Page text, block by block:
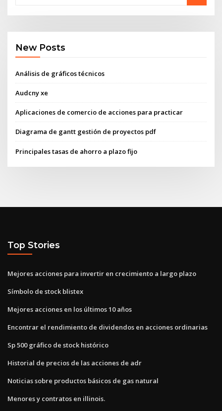
New Posts
Análisis de gráficos técnicos
Audcny xe
Aplicaciones de comercio de acciones para practicar
Diagrama de gantt gestión de proyectos pdf
Principales tasas de ahorro a plazo fijo
Top Stories
Mejores acciones para invertir en crecimiento a largo plazo
Símbolo de stock blistex
Mejores acciones en los últimos 10 años
Encontrar el rendimiento de dividendos en acciones ordinarias
Sp 500 gráfico de stock histórico
Historial de precios de las acciones de adr
Noticias sobre productos básicos de gas natural
Menores y contratos en illinois.